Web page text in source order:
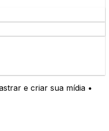
e criar sua mídia •